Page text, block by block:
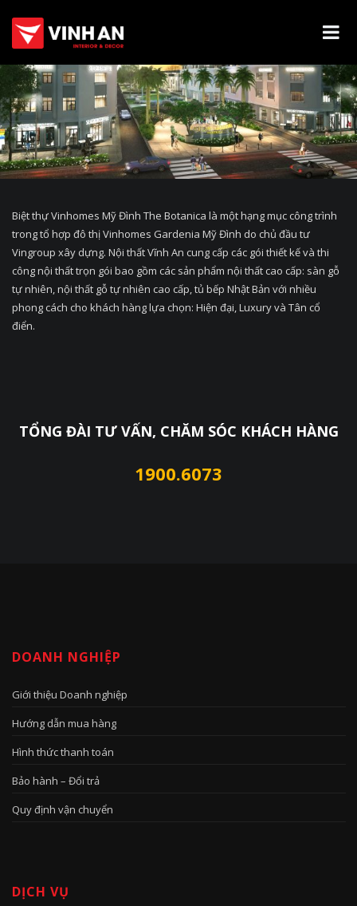
Biệt thự Vinhomes Mỹ Đình The Botanica là một hạng mục công trình
trong tổ hợp đô thị Vinhomes Gardenia Mỹ Đình do chủ đầu tư
Vingroup xây dựng. Nội thất Vĩnh An cung cấp các gói thiết kế và thi
công nội thất trọn gói bao gồm các sản phẩm nội thất cao cấp: sàn gỗ
tự nhiên, nội thất gỗ tự nhiên cao cấp, tủ bếp Nhật Bản với nhiều
phong cách cho khách hàng lựa chọn: Hiện đại, Luxury và Tân cổ
điển.
TỔNG ĐÀI TƯ VẤN, CHĂM SÓC KHÁCH HÀNG
1900.6073
DOANH NGHIỆP
Giới thiệu Doanh nghiệp
Hướng dẫn mua hàng
Hình thức thanh toán
Bảo hành – Đổi trả
Quy định vận chuyển
DỊCH VỤ